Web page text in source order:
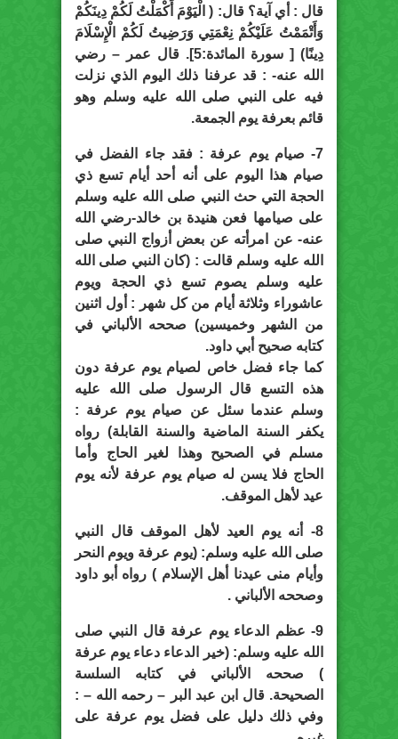
قال : أي آية؟ قال: ( الْيَوْمَ أَكْمَلْتُ لَكُمْ دِينَكُمْ
وَأَتْمَمْتُ عَلَيْكُمْ نِعْمَتِي وَرَضِيتُ لَكُمْ الْإِسْلَامَ
دِينًا) [ سورة المائدة:5]. قال عمر – رضي
الله عنه- : قد عرفنا ذلك اليوم الذي نزلت
فيه على النبي صلى الله عليه وسلم وهو
قائم بعرفة يوم الجمعة.
7- صيام يوم عرفة : فقد جاء الفضل في
صيام هذا اليوم على أنه أحد أيام تسع ذي
الحجة التي حث النبي صلى الله عليه وسلم
على صيامها فعن هنيدة بن خالد-رضي الله
عنه- عن امرأته عن بعض أزواج النبي صلى
الله عليه وسلم قالت : (كان النبي صلى الله
عليه وسلم يصوم تسع ذي الحجة ويوم
عاشوراء وثلاثة أيام من كل شهر : أول اثنين
من الشهر وخميسين) صححه الألباني في
كتابه صحيح أبي داود.
كما جاء فضل خاص لصيام يوم عرفة دون
هذه التسع قال الرسول صلى الله عليه
وسلم عندما سئل عن صيام يوم عرفة :
يكفر السنة الماضية والسنة القابلة) رواه
مسلم في الصحيح وهذا لغير الحاج وأما
الحاج فلا يسن له صيام يوم عرفة لأنه يوم
عيد لأهل الموقف.
8- أنه يوم العيد لأهل الموقف قال النبي
صلى الله عليه وسلم: (يوم عرفة ويوم النحر
وأيام منى عيدنا أهل الإسلام ) رواه أبو داود
وصححه الألباني .
9- عظم الدعاء يوم عرفة قال النبي صلى
الله عليه وسلم: (خير الدعاء دعاء يوم عرفة
) صححه الألباني في كتابه السلسة
الصحيحة. قال ابن عبد البر – رحمه الله – :
وفي ذلك دليل على فضل يوم عرفة على